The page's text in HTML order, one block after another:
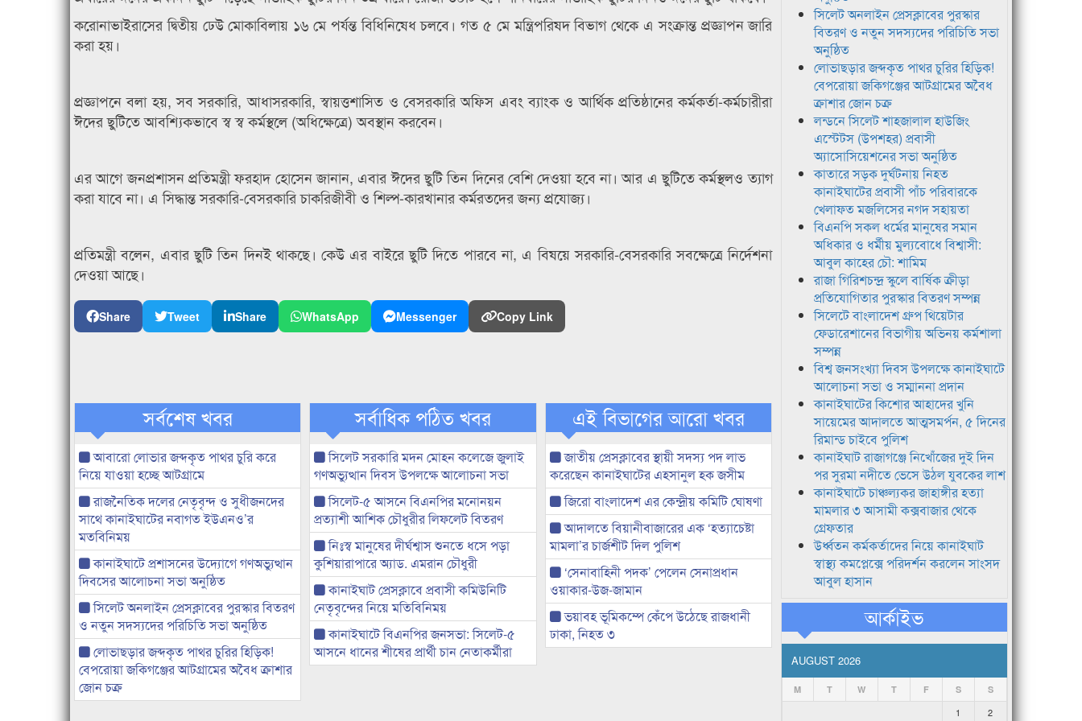
করোনাভাইরাসের দ্বিতীয় ঢেউ মোকাবিলায় ১৬ মে পর্যন্ত বিধিনিষেধ চলবে। গত ৫ মে মন্ত্রিপরিষদ বিভাগ থেকে এ সংক্রান্ত প্রজ্ঞাপন জারি
করা হয়।
প্রজ্ঞাপনে বলা হয়, সব সরকারি, আধাসরকারি, স্বায়ত্তশাসিত ও বেসরকারি অফিস এবং ব্যাংক ও আর্থিক প্রতিষ্ঠানের কর্মকর্তা-কর্মচারীরা
ঈদের ছুটিতে আবশ্যিকভাবে স্ব স্ব কর্মস্থলে (অধিক্ষেত্রে) অবস্থান করবেন।
এর আগে জনপ্রশাসন প্রতিমন্ত্রী ফরহাদ হোসেন জানান, এবার ঈদের ছুটি তিন দিনের বেশি দেওয়া হবে না। আর এ ছুটিতে কর্মস্থলও ত্যাগ
করা যাবে না। এ সিদ্ধান্ত সরকারি-বেসরকারি চাকরিজীবী ও শিল্প-কারখানার কর্মরতদের জন্য প্রযোজ্য।
প্রতিমন্ত্রী বলেন, এবার ছুটি তিন দিনই থাকছে। কেউ এর বাইরে ছুটি দিতে পারবে না, এ বিষয়ে সরকারি-বেসরকারি সবক্ষেত্রে নির্দেশনা
দেওয়া আছে।
Share Tweet Share WhatsApp Messenger Copy Link
সর্বশেষ খবর
আবারো লোভার জব্দকৃত পাথর চুরি করে
নিয়ে যাওয়া হচ্ছে আটগ্রামে
রাজনৈতিক দলের নেতৃবৃন্দ ও সুধীজনদের
সাথে কানাইঘাটের নবাগত ইউএনও’র
মতবিনিময়
কানাইঘাটে প্রশাসনের উদ্যোগে গণঅভ্যুত্থান
দিবসের আলোচনা সভা অনুষ্ঠিত
সিলেট অনলাইন প্রেসক্লাবের পুরস্কার বিতরণ
ও নতুন সদস্যদের পরিচিতি সভা অনুষ্ঠিত
লোভাছড়ার জব্দকৃত পাথর চুরির হিড়িক!
বেপরোয়া জকিগঞ্জের আটগ্রামের অবৈধ ক্রাশার
জোন চক্র
সর্বাধিক পঠিত খবর
সিলেট সরকারি মদন মোহন কলেজে জুলাই
গণঅভ্যুত্থান দিবস উপলক্ষে আলোচনা সভা
সিলেট-৫ আসনে বিএনপির মনোনয়ন
প্রত্যাশী আশিক চৌধুরীর লিফলেট বিতরণ
নিঃস্ব মানুষের দীর্ঘশ্বাস শুনতে ধসে পড়া
কুশিয়ারাপারে অ্যাড. এমরান চৌধুরী
কানাইঘাট প্রেসক্লাবে প্রবাসী কমিউনিটি
নেতৃবৃন্দের নিয়ে মতিবিনিময়
কানাইঘাটে বিএনপির জনসভা: সিলেট-৫
আসনে ধানের শীষের প্রার্থী চান নেতাকর্মীরা
এই বিভাগের আরো খবর
জাতীয় প্রেসক্লাবের স্থায়ী সদস্য পদ লাভ
করেছেন কানাইঘাটের এহসানুল হক জসীম
জিরো বাংলাদেশ এর কেন্দ্রীয় কমিটি ঘোষণা
আদালতে বিয়ানীবাজারের এক ‘হত্যাচেষ্টা
মামলা’র চার্জশীট দিল পুলিশ
‘সেনাবাহিনী পদক’ পেলেন সেনাপ্রধান
ওয়াকার-উজ-জামান
ভয়াবহ ভূমিকম্পে কেঁপে উঠেছে রাজধানী
ঢাকা, নিহত ৩
সিলেট অনলাইন প্রেসক্লাবের পুরস্কার
বিতরণ ও নতুন সদস্যদের পরিচিতি সভা
অনুষ্ঠিত
লোভাছড়ার জব্দকৃত পাথর চুরির হিড়িক!
বেপরোয়া জকিগঞ্জের আটগ্রামের অবৈধ
ক্রাশার জোন চক্র
লন্ডনে সিলেট শাহজালাল হাউজিং
এস্টেটস (উপশহর) প্রবাসী
অ্যাসোসিয়েশনের সভা অনুষ্ঠিত
কাতারে সড়ক দুর্ঘটনায় নিহত
কানাইঘাটের প্রবাসী পাঁচ পরিবারকে
খেলাফত মজলিসের নগদ সহায়তা
বিএনপি সকল ধর্মের মানুষের সমান
অধিকার ও ধর্মীয় মুল্যবোধে বিশ্বাসী:
আবুল কাহের চৌ: শামিম
রাজা গিরিশচন্দ্র স্কুলে বার্ষিক ক্রীড়া
প্রতিযোগিতার পুরস্কার বিতরণ সম্পন্ন
সিলেটে বাংলাদেশ গ্রুপ থিয়েটার
ফেডারেশানের বিভাগীয় অভিনয় কর্মশালা
সম্পন্ন
বিশ্ব জনসংখ্যা দিবস উপলক্ষে কানাইঘাটে
আলোচনা সভা ও সম্মাননা প্রদান
কানাইঘাটের কিশোর আহাদের খুনি
সায়েমের আদালতে আত্মসমর্পন, ৫ দিনের
রিমান্ড চাইবে পুলিশ
কানাইঘাট রাজাগঞ্জে নিখোঁজের দুই দিন
পর সুরমা নদীতে ভেসে উঠল যুবকের লাশ
কানাইঘাটে চাঞ্চল্যকর জাহাঙ্গীর হত্যা
মামলার ৩ আসামী কক্সবাজার থেকে
গ্রেফতার
উর্ধ্বতন কর্মকর্তাদের নিয়ে কানাইঘাট
স্বাস্থ্য কমপ্লেক্সে পরিদর্শন করলেন সাংসদ
আবুল হাসান
আর্কাইভ
AUGUST 2026
M T W T F S S
1
2